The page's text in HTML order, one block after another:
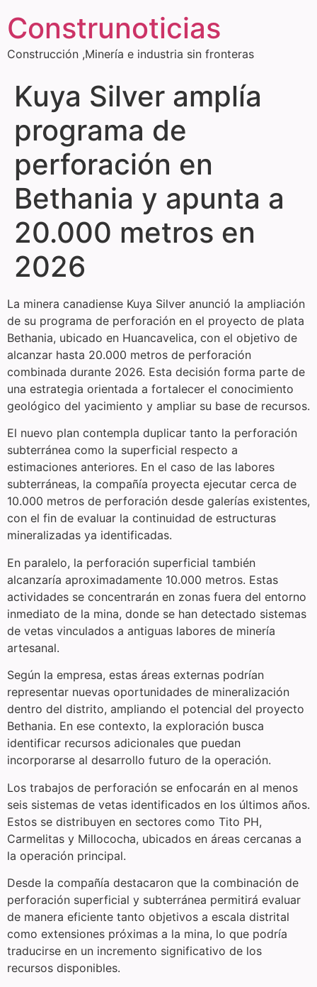
Construnoticias
Construcción ,Minería e industria sin fronteras
Kuya Silver amplía
programa de
perforación en
Bethania y apunta a
20.000 metros en
2026
La minera canadiense Kuya Silver anunció la ampliación
de su programa de perforación en el proyecto de plata
Bethania, ubicado en Huancavelica, con el objetivo de
alcanzar hasta 20.000 metros de perforación
combinada durante 2026. Esta decisión forma parte de
una estrategia orientada a fortalecer el conocimiento
geológico del yacimiento y ampliar su base de recursos.
El nuevo plan contempla duplicar tanto la perforación
subterránea como la superficial respecto a
estimaciones anteriores. En el caso de las labores
subterráneas, la compañía proyecta ejecutar cerca de
10.000 metros de perforación desde galerías existentes,
con el fin de evaluar la continuidad de estructuras
mineralizadas ya identificadas.
En paralelo, la perforación superficial también
alcanzaría aproximadamente 10.000 metros. Estas
actividades se concentrarán en zonas fuera del entorno
inmediato de la mina, donde se han detectado sistemas
de vetas vinculados a antiguas labores de minería
artesanal.
Según la empresa, estas áreas externas podrían
representar nuevas oportunidades de mineralización
dentro del distrito, ampliando el potencial del proyecto
Bethania. En ese contexto, la exploración busca
identificar recursos adicionales que puedan
incorporarse al desarrollo futuro de la operación.
Los trabajos de perforación se enfocarán en al menos
seis sistemas de vetas identificados en los últimos años.
Estos se distribuyen en sectores como Tito PH,
Carmelitas y Millococha, ubicados en áreas cercanas a
la operación principal.
Desde la compañía destacaron que la combinación de
perforación superficial y subterránea permitirá evaluar
de manera eficiente tanto objetivos a escala distrital
como extensiones próximas a la mina, lo que podría
traducirse en un incremento significativo de los
recursos disponibles.